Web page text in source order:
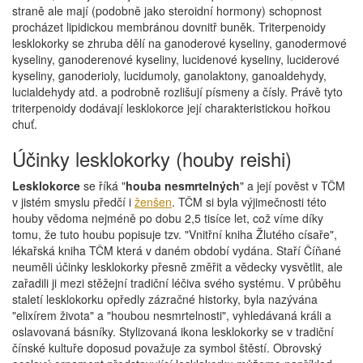
straně ale mají (podobně jako steroidní hormony) schopnost
procházet lipidickou membránou dovnitř buněk. Triterpenoidy
lesklokorky se zhruba dělí na ganoderové kyseliny, ganodermové
kyseliny, ganoderenové kyseliny, lucidenové kyseliny, luciderové
kyseliny, ganoderioly, lucidumoly, ganolaktony, ganoaldehydy,
lucialdehydy atd. a podrobně rozlišují písmeny a čísly. Právě tyto
triterpenoidy dodávají lesklokorce její charakteristickou hořkou
chuť.
Účinky lesklokorky (houby reishi)
Lesklokorce se říká "houba nesmrtelných" a její pověst v TČM
v jistém smyslu předčí i ženšen. TČM si byla výjimečnosti této
houby vědoma nejméně po dobu 2,5 tisíce let, což víme díky
tomu, že tuto houbu popisuje tzv. "Vnitřní kniha Žlutého císaře",
lékařská kniha TČM která v daném období vydána. Staří Číňané
neuměli účinky lesklokorky přesně změřit a vědecky vysvětlit, ale
zařadili ji mezi stěžejní tradiční léčiva svého systému. V průběhu
staletí lesklokorku opředly zázračné historky, byla nazývána
"elixírem života" a "houbou nesmrtelnosti", vyhledávaná králi a
oslavovaná básníky. Stylizovaná ikona lesklokorky se v tradiční
čínské kultuře doposud považuje za symbol štěstí. Obrovský